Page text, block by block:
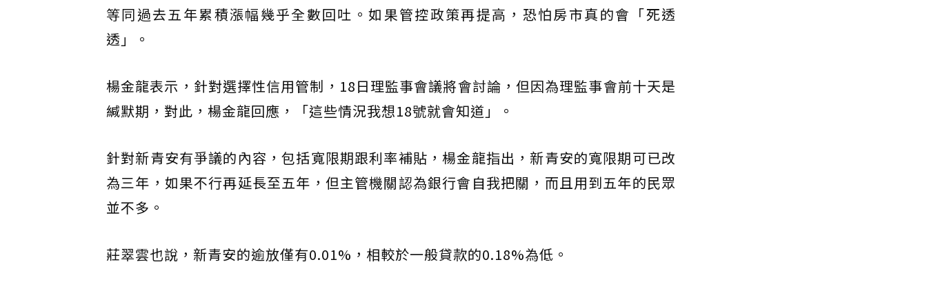
等同過去五年累積漲幅幾乎全數回吐。如果管控政策再提高，恐怕房市真的會「死透
透」。
楊金龍表示，針對選擇性信用管制，18日理監事會議將會討論，但因為理監事會前十天是
緘默期，對此，楊金龍回應，「這些情況我想18號就會知道」。
針對新青安有爭議的內容，包括寬限期跟利率補貼，楊金龍指出，新青安的寬限期可已改
為三年，如果不行再延長至五年，但主管機關認為銀行會自我把關，而且用到五年的民眾
並不多。
莊翠雲也說，新青安的逾放僅有0.01%，相較於一般貸款的0.18%為低。